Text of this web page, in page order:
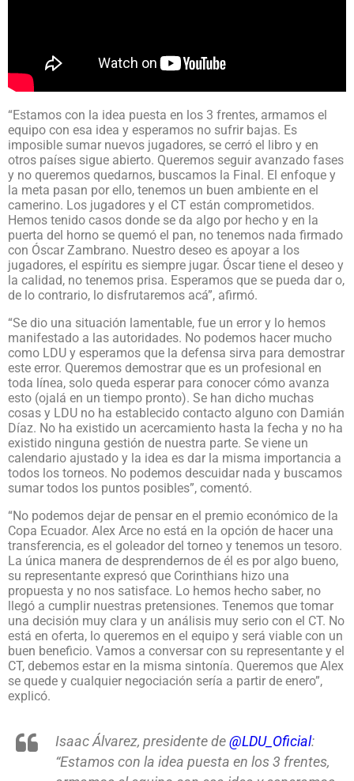
“Estamos con la idea puesta en los 3 frentes, armamos el
equipo con esa idea y esperamos no sufrir bajas. Es
imposible sumar nuevos jugadores, se cerró el libro y en
otros países sigue abierto. Queremos seguir avanzado fases
y no queremos quedarnos, buscamos la Final. El enfoque y
la meta pasan por ello, tenemos un buen ambiente en el
camerino. Los jugadores y el CT están comprometidos.
Hemos tenido casos donde se da algo por hecho y en la
puerta del horno se quemó el pan, no tenemos nada firmado
con Óscar Zambrano. Nuestro deseo es apoyar a los
jugadores, el espíritu es siempre jugar. Óscar tiene el deseo y
la calidad, no tenemos prisa. Esperamos que se pueda dar o,
de lo contrario, lo disfrutaremos acá”, afirmó.
“Se dio una situación lamentable, fue un error y lo hemos
manifestado a las autoridades. No podemos hacer mucho
como LDU y esperamos que la defensa sirva para demostrar
este error. Queremos demostrar que es un profesional en
toda línea, solo queda esperar para conocer cómo avanza
esto (ojalá en un tiempo pronto). Se han dicho muchas
cosas y LDU no ha establecido contacto alguno con Damián
Díaz. No ha existido un acercamiento hasta la fecha y no ha
existido ninguna gestión de nuestra parte. Se viene un
calendario ajustado y la idea es dar la misma importancia a
todos los torneos. No podemos descuidar nada y buscamos
sumar todos los puntos posibles”, comentó.
“No podemos dejar de pensar en el premio económico de la
Copa Ecuador. Alex Arce no está en la opción de hacer una
transferencia, es el goleador del torneo y tenemos un tesoro.
La única manera de desprendernos de él es por algo bueno,
su representante expresó que Corinthians hizo una
propuesta y no nos satisface. Lo hemos hecho saber, no
llegó a cumplir nuestras pretensiones. Tenemos que tomar
una decisión muy clara y un análisis muy serio con el CT. No
está en oferta, lo queremos en el equipo y será viable con un
buen beneficio. Vamos a conversar con su representante y el
CT, debemos estar en la misma sintonía. Queremos que Alex
se quede y cualquier negociación sería a partir de enero”,
explicó.
Isaac Álvarez, presidente de@LDU_Oficial:
“Estamos con la idea puesta en los 3 frentes,